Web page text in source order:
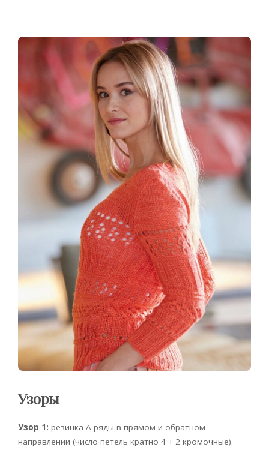
Узоры
Узор 1: резинка А ряды в прямом и обратном
направлении (число петель кратно 4 + 2 кромочные).